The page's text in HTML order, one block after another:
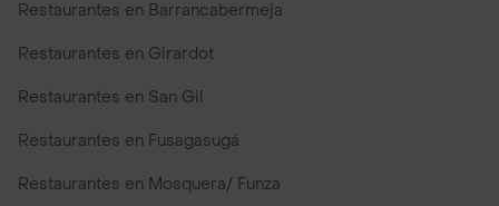
Restaurantes en Barrancabermeja
Restaurantes en Girardot
Restaurantes en San Gil
Restaurantes en Fusagasugá
Restaurantes en Mosquera/ Funza